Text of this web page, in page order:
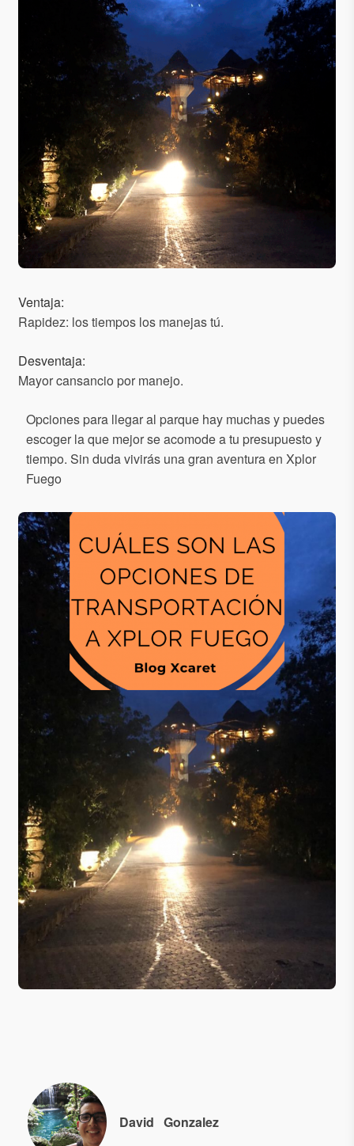
Ventaja:
Rapidez: los tiempos los manejas tú.
Desventaja:
Mayor cansancio por manejo.
Opciones para llegar al parque hay muchas y puedes
escoger la que mejor se acomode a tu presupuesto y
tiempo. Sin duda vivirás una gran aventura en Xplor
Fuego
David Gonzalez